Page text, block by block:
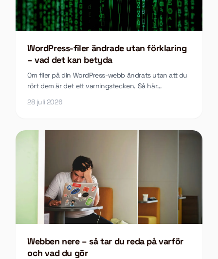
WordPress-filer ändrade utan förklaring
– vad det kan betyda
Om filer på din WordPress-webb ändrats utan att du
rört dem är det ett varningstecken. Så här
28 juli 2026
Webben nere – så tar du reda på varför
och vad du gör